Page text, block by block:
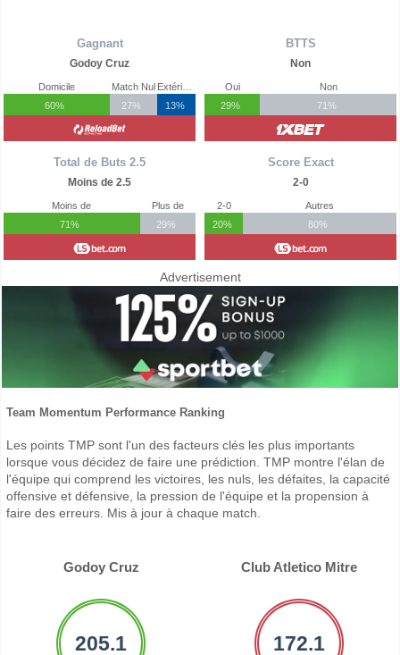
Gagnant
Godoy Cruz
Domicile
60%
Match Nul
27%
13%
Total de Buts 2.5
Moins de 2.5
Moins de
71%
Plus de
29%
BTTS
Non
Oui
29%
Non
71%
Score Exact
2-0
2-0
20%
Autres
80%
Advertisement
Team Momentum Performance Ranking
Les points TMP sont l'un des facteurs clés les plus importants
lorsque vous décidez de faire une prédiction. TMP montre l'élan de
l'équipe qui comprend les victoires, les nuls, les défaites, la capacité
offensive et défensive, la pression de l'équipe et la propension à
faire des erreurs. Mis à jour à chaque match.
Godoy Cruz Club Atletico Mitre
205.1 172.1